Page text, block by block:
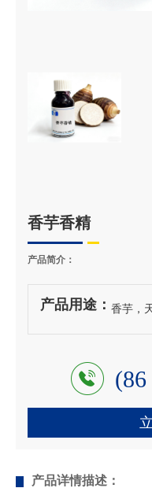
香芋香精
产品简介：
产品用途： 香芋，
(86
产品详情描述：